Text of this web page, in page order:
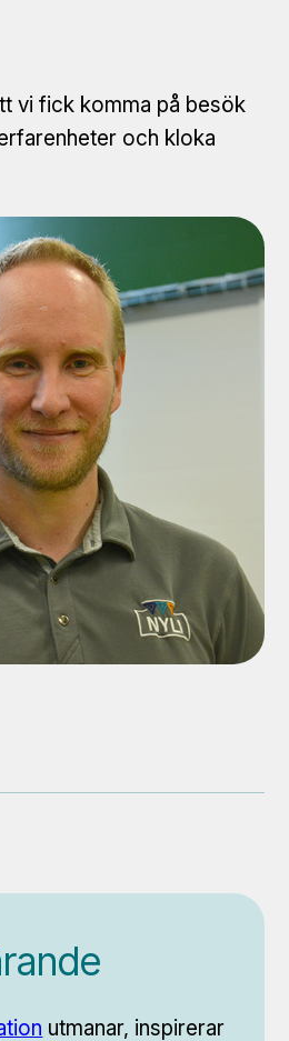
vi fick komma på besök
och kloka
utmanar, inspirerar